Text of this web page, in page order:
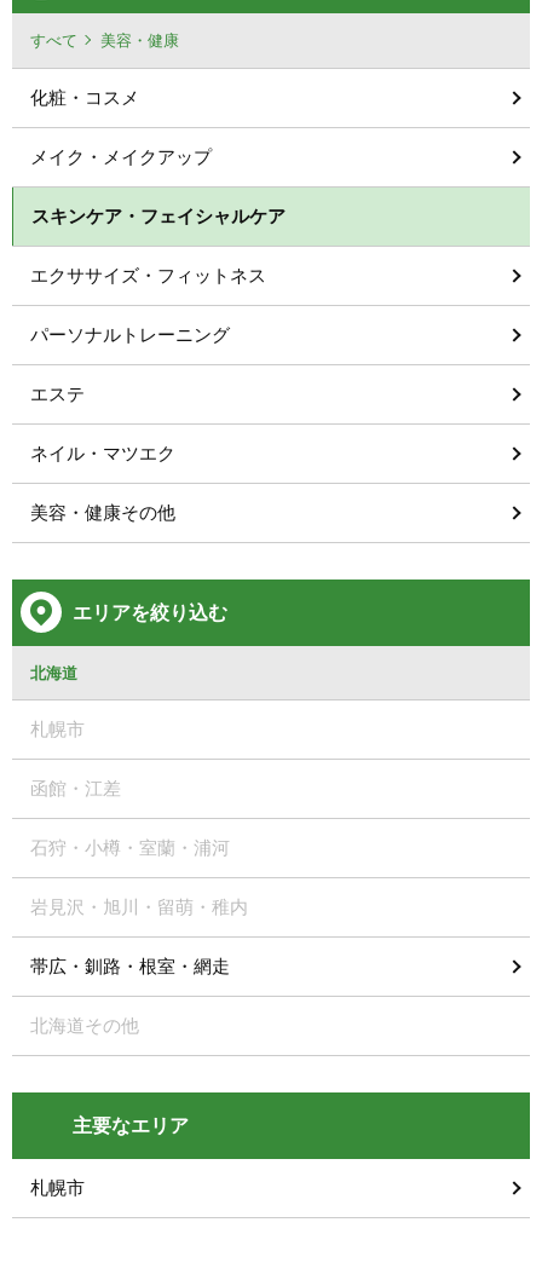
すべて 美容・健康
化粧・コスメ
メイク・メイクアップ
スキンケア・フェイシャルケア
エクササイズ・フィットネス
パーソナルトレーニング
エステ
ネイル・マツエク
美容・健康その他
エリアを絞り込む
北海道
札幌市
函館・江差
石狩・小樽・室蘭・浦河
岩見沢・旭川・留萌・稚内
帯広・釧路・根室・網走
北海道その他
主要なエリア
札幌市